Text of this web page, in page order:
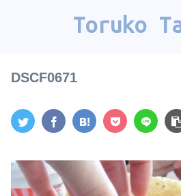
Toruko
DSCF0671